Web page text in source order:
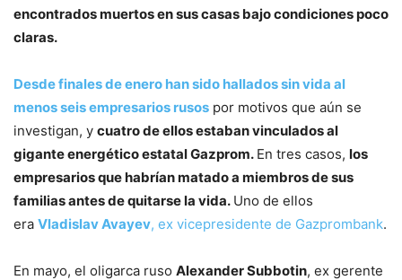
encontrados muertos en sus casas bajo condiciones poco
claras.
Desde finales de enero han sido hallados sin vida al
menos seis empresarios rusos por motivos que aún se
investigan, y cuatro de ellos estaban vinculados al
gigante energético estatal Gazprom. En tres casos, los
empresarios que habrían matado a miembros de sus
familias antes de quitarse la vida. Uno de ellos
era Vladislav Avayev, ex vicepresidente de Gazprombank.
En mayo, el oligarca ruso Alexander Subbotin, ex gerente